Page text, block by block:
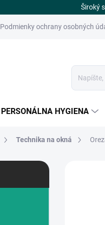
Široký
Podmienky ochrany osobných
PERSONÁLNA HYGIENA
Technika na okná